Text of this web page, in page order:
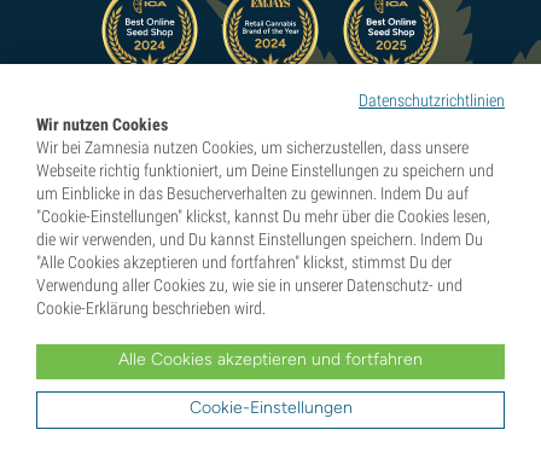
Pioneers in Natural Highs
Datenschutzrichtlinien
Wir nutzen Cookies
Wir bei Zamnesia nutzen Cookies, um sicherzustellen, dass unsere
Webseite richtig funktioniert, um Deine Einstellungen zu speichern und
um Einblicke in das Besucherverhalten zu gewinnen. Indem Du auf
"Cookie-Einstellungen" klickst, kannst Du mehr über die Cookies lesen,
die wir verwenden, und Du kannst Einstellungen speichern. Indem Du
"Alle Cookies akzeptieren und fortfahren" klickst, stimmst Du der
Verwendung aller Cookies zu, wie sie in unserer Datenschutz- und
Cookie-Erklärung beschrieben wird.
Alle Cookies akzeptieren und fortfahren
Cookie-Einstellungen